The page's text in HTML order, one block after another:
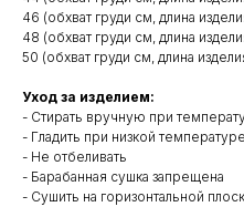
46 (обхват груди см, длина
48 (обхват груди см, длина
50 (обхват груди см, длина
Уход за изделием:
- Стирать вручную при
- Гладить при низкой температуре
- Не отбеливать
- Барабанная сушка запрещена
- Сушить на горизонтальной